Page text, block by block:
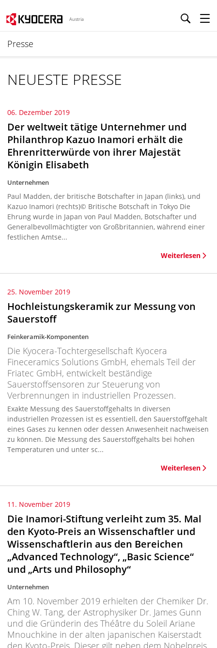
Austria
Presse
NEUESTE PRESSE
06. Dezember 2019
Der weltweit tätige Unternehmer und
Philanthrop Kazuo Inamori erhält die
Ehrenritterwürde von ihrer Majestät
Königin Elisabeth
Unternehmen
Paul Madden, der britische Botschafter in Japan (links), und
Kazuo Inamori (rechts)© Britische Botschaft in Tokyo Die
Ehrung wurde in Japan von Paul Madden, Botschafter und
Generalbevollmächtigter von Großbritannien, während einer
festlichen Amtse...
Weiterlesen
25. November 2019
Hochleistungskeramik zur Messung von
Sauerstoff
Feinkeramik-Komponenten
Die Kyocera-Tochtergesellschaft Kyocera
Fineceramics Solutions GmbH, ehemals Teil der
Friatec GmbH, entwickelt beständige
Sauerstoffsensoren zur Steuerung von
Verbrennungen in industriellen Prozessen.
Exakte Messung des Sauerstoffgehalts In diversen
industriellen Prozessen ist es essentiell, den Sauerstoffgehalt
eines Gases zu kennen oder dessen Anwesenheit nachweisen
zu können. Die Messung des Sauerstoffgehalts bei hohen
Temperaturen und unter sc...
Weiterlesen
11. November 2019
Die Inamori-Stiftung verleiht zum 35. Mal
den Kyoto-Preis an Wissenschaftler und
Wissenschaftlerin aus den Bereichen
„Advanced Technology“, „Basic Science“
und „Arts und Philosophy“
Unternehmen
Am 10. November 2019 erhielten der Chemiker Dr.
Ching W. Tang, der Astrophysiker Dr. James Gunn
und die Gründerin des Théâtre du Soleil Ariane
Mnouchkine in der alten japanischen Kaiserstadt
den Kyoto-Preis. Dieser gilt neben dem Nobelpreis